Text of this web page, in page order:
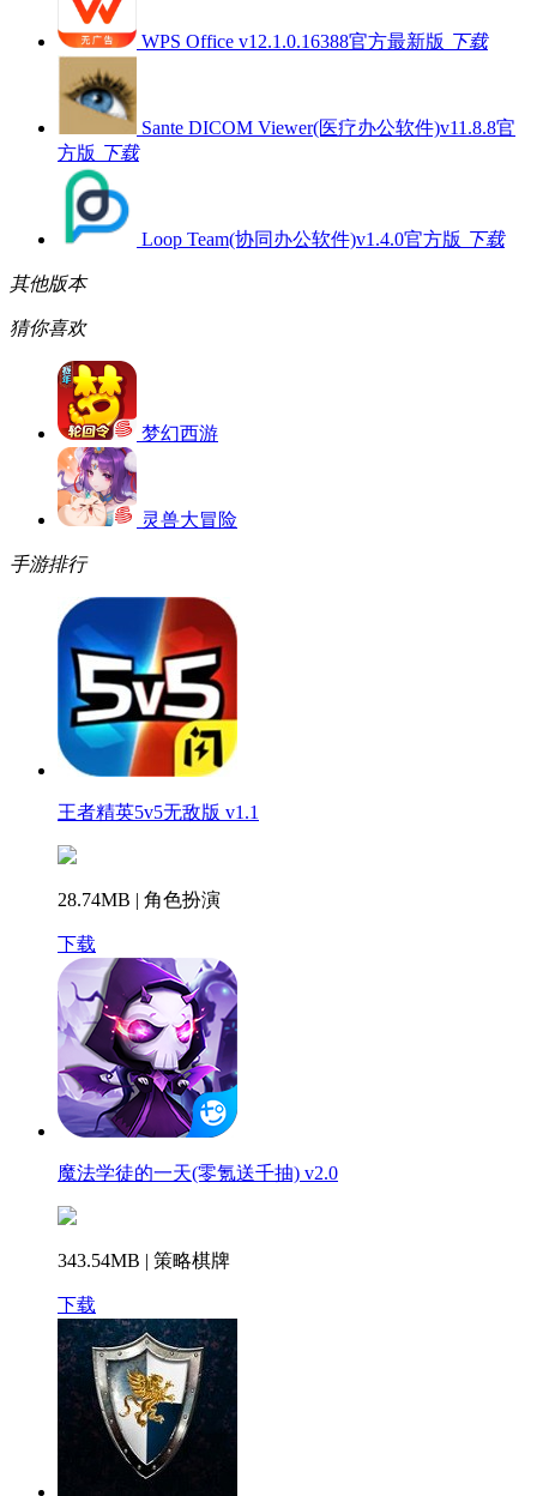
WPS Office v12.1.0.16388官方最新版 下载
Sante DICOM Viewer(医疗办公软件)v11.8.8官
方版 下载
Loop Team(协同办公软件)v1.4.0官方版 下载
其他版本
猜你喜欢
梦幻西游
灵兽大冒险
手游排行
王者精英5v5无敌版 v1.1
28.74MB | 角色扮演
下载
魔法学徒的一天(零氪送千抽) v2.0
343.54MB | 策略棋牌
下载